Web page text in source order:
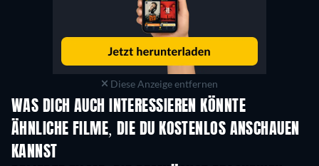
Diese Anzeige entfernen
WAS DICH AUCH INTERESSIEREN KÖNNTE
ÄHNLICHE FILME, DIE DU KOSTENLOS ANSCHAUEN
KANNST